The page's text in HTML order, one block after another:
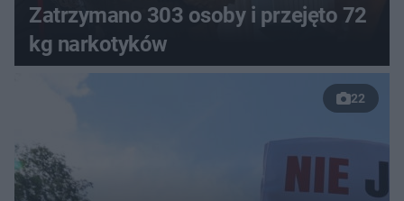
Zatrzymano 303 osoby i przejęto 72
kg narkotyków
22